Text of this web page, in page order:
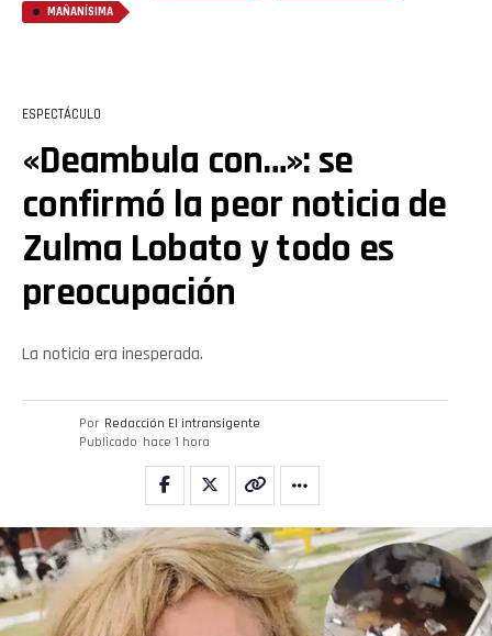
MAÑANÍSIMA
ESPECTÁCULO
«Deambula con…»: se
confirmó la peor noticia de
Zulma Lobato y todo es
preocupación
La noticia era inesperada.
Por Redacción El intransigente
Publicado hace 1 hora